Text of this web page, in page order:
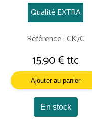
Qualité EXTRA
Référence : CK7C
15,90 € ttc
Ajouter au panier
En stock